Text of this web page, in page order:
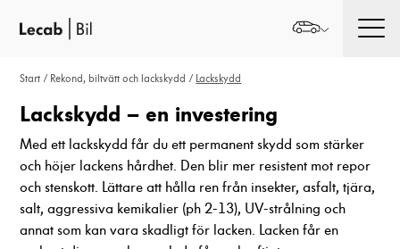
Start / Rekond, biltvätt och lackskydd / Lackskydd
Lackskydd – en investering
Med ett lackskydd får du ett permanent skydd som stärker
och höjer lackens hårdhet. Den blir mer resistent mot repor
och stenskott. Lättare att hålla ren från insekter, asfalt, tjära,
salt, aggressiva kemikalier (ph 2-13), UV-strålning och
annat som kan vara skadligt för lacken. Lacken får en